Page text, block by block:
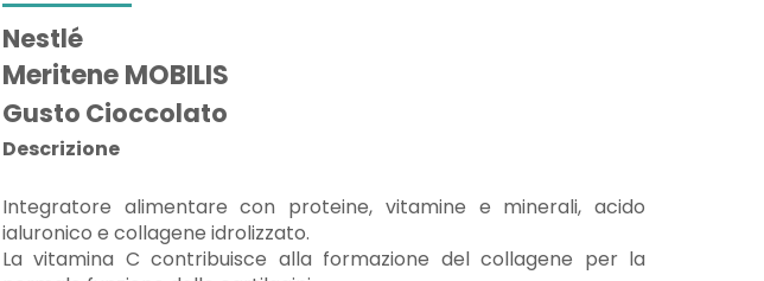
Nestlé
Meritene MOBILIS
Gusto Cioccolato
Descrizione
Integratore alimentare con proteine, vitamine e minerali, acido
ialuronico e collagene idrolizzato.
La vitamina C contribuisce alla formazione del collagene per la